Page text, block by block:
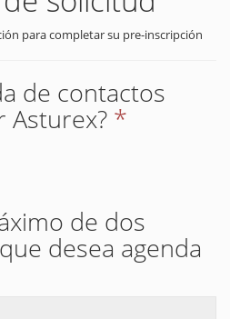
para completar su pre-inscripción
de contactos
Asturex? *
de dos
desea agenda